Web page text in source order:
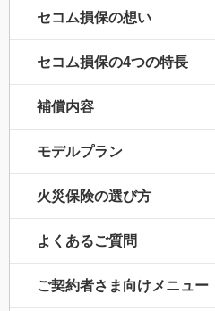
セコム損保の想い
セコム損保の4つの特長
補償内容
モデルプラン
火災保険の選び方
よくあるご質問
ご契約者さま向けメニュー